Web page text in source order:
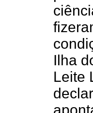
Ilha
Leite